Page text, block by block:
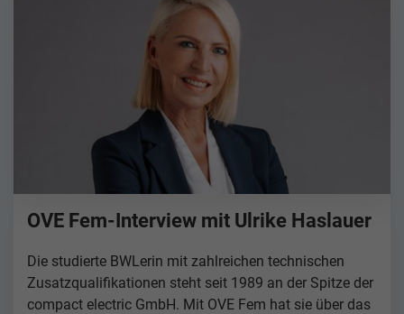
OVE Fem-Interview mit Ulrike Haslauer
Die studierte BWLerin mit zahlreichen technischen
Zusatzqualifikationen steht seit 1989 an der Spitze der
compact electric GmbH. Mit OVE Fem hat sie über das